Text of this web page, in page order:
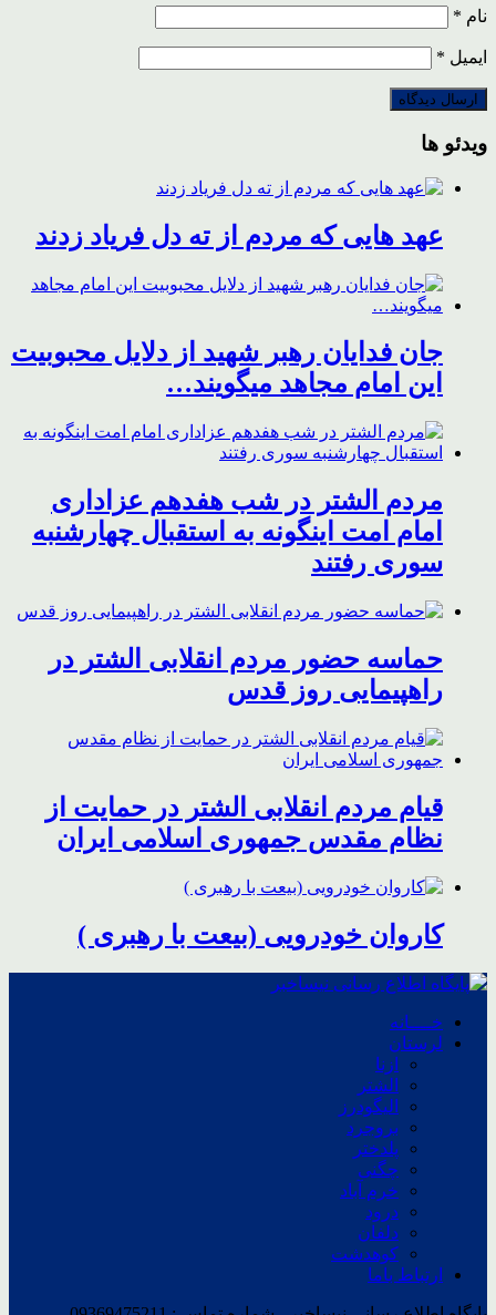
نام *
ایمیل *
ویدئو ها
عهد هایی که مردم از ته دل فریاد زدند
جان فدایان رهبر شهید از دلایل محبوبیت
این امام مجاهد میگویند…
مردم الشتر در شب هفدهم عزاداری
امام امت اینگونه به استقبال چهارشنبه
سوری رفتند
حماسه حضور مردم انقلابی الشتر در
راهپیمایی روز قدس
قیام مردم انقلابی الشتر در حمایت از
نظام مقدس جمهوری اسلامی ایران
کاروان خودرویی (بیعت با رهبری )
خــــانه
لرستان
ازنا
الشتر
الیگودرز
بروجرد
پلدختر
چگنی
خرم آباد
درود
دلفان
کوهدشت
ارتباط باما